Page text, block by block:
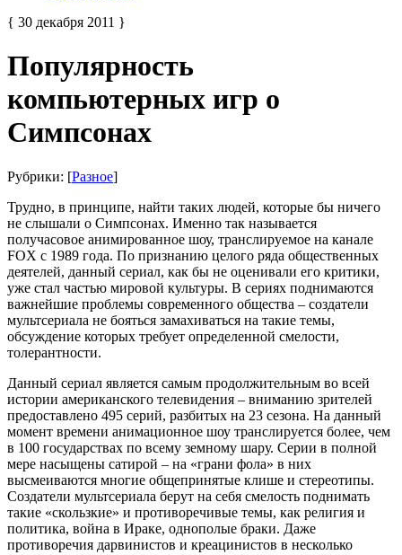
{ 30 декабря 2011 }
Популярность
компьютерных игр о
Симпсонах
Рубрики: [Разное]
Трудно, в принципе, найти таких людей, которые бы ничего
не слышали о Симпсонах. Именно так называется
получасовое анимированное шоу, транслируемое на канале
FOX с 1989 года. По признанию целого ряда общественных
деятелей, данный сериал, как бы не оценивали его критики,
уже стал частью мировой культуры. В сериях поднимаются
важнейшие проблемы современного общества – создатели
мультсериала не бояться замахиваться на такие темы,
обсуждение которых требует определенной смелости,
толерантности.
Данный сериал является самым продолжительным во всей
истории американского телевидения – вниманию зрителей
предоставлено 495 серий, разбитых на 23 сезона. На данный
момент времени анимационное шоу транслируется более, чем
в 100 государствах по всему земному шару. Серии в полной
мере насыщены сатирой – на «грани фола» в них
высмеиваются многие общепринятые клише и стереотипы.
Создатели мультсериала берут на себя смелость поднимать
такие «скользкие» и противоречивые темы, как религия и
политика, война в Ираке, однополые браки. Даже
противоречия дарвинистов и креацинистов в несколько